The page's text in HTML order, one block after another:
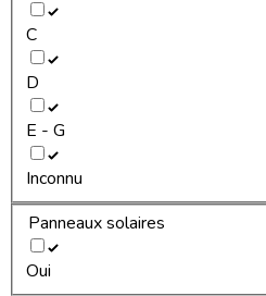
C
D
E - G
Inconnu
Panneaux solaires
Oui